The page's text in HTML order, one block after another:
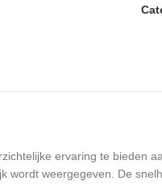
ervaring te bieden
weergegeven. De